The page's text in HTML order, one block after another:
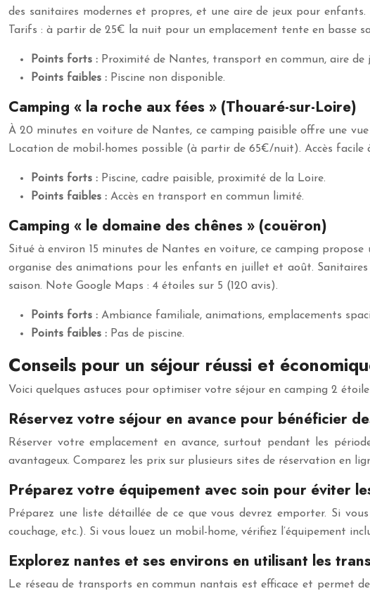
des sanitaires modernes et propres, et une aire de jeux pour
Tarifs : à partir de 25€ la nuit pour un emplacement tente en basse
Points forts : Proximité de Nantes, transport en commun, aire de
Points faibles : Piscine non disponible.
Camping « la roche aux fées » (Thouaré-sur-Loire)
À 20 minutes en voiture de Nantes, ce camping paisible offre une
Location de mobil-homes possible (à partir de 65€/nuit). Accès
Points forts : Piscine, cadre paisible, proximité de la Loire.
Points faibles : Accès en transport en commun limité.
Camping « le domaine des chênes » (couëron)
Situé à environ 15 minutes de Nantes en voiture, ce camping propose
organise des animations pour les enfants en juillet et août.
saison. Note Google Maps : 4 étoiles sur 5 (120 avis).
Points forts : Ambiance familiale, animations, emplacements
Points faibles : Pas de piscine.
Conseils pour un séjour réussi et
Voici quelques astuces pour optimiser votre séjour en camping 2
Réservez votre séjour en avance pour bénéficier
Réserver votre emplacement en avance, surtout pendant les
avantageux. Comparez les prix sur plusieurs sites de réservation en
Préparez votre équipement avec soin pour éviter
Préparez une liste détaillée de ce que vous devrez emporter. Si
couchage, etc.). Si vous louez un mobil-home, vérifiez l’équipement
Explorez nantes et ses environs en utilisant les
Le réseau de transports en commun nantais est efficace et permet